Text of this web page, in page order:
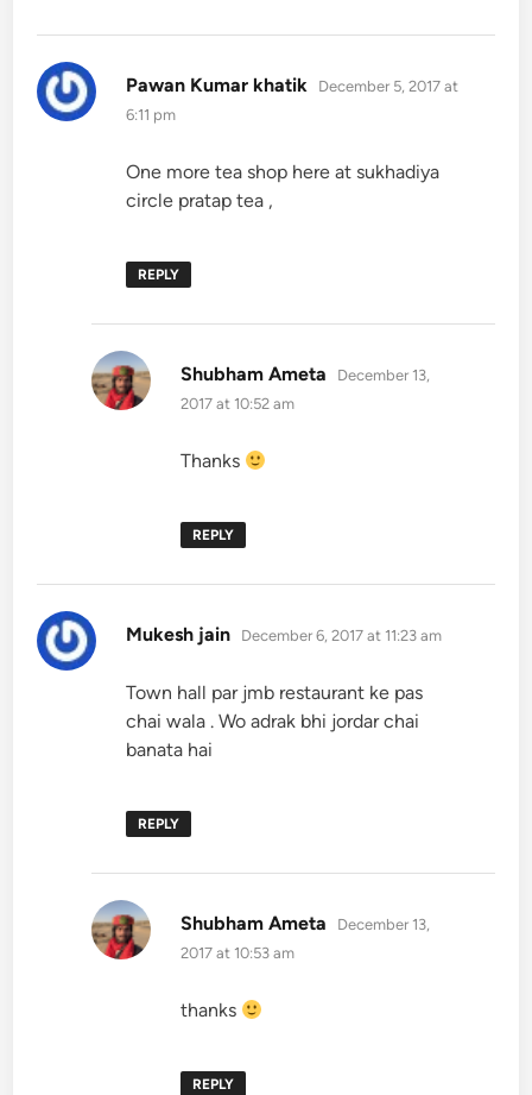
Pawan Kumar khatik says:
December 5, 2017 at
6:11 pm
One more tea shop here at sukhadiya
circle pratap tea ,
REPLY
Shubham Ameta says:
December 13,
2017 at 10:52 am
Thanks
REPLY
Mukesh jain says:
December 6, 2017 at 11:23 am
Town hall par jmb restaurant ke pas
chai wala . Wo adrak bhi jordar chai
banata hai
REPLY
Shubham Ameta says:
December 13,
2017 at 10:53 am
thanks
REPLY